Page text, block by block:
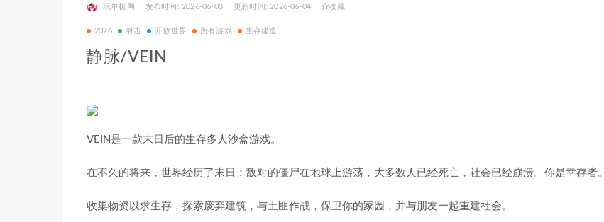
玩单机网 发布时间: 2026-06-03 更新时间: 2026-06-04 收藏
2026 射击 开放世界 所有游戏 生存建造
静脉/VEIN
VEIN是一款末日后的生存多人沙盒游戏。
在不久的将来，世界经历了末日：敌对的僵尸在地球上游荡，大多数人已经死亡，社会已经崩溃。你是幸存者。
收集物资以求生存，探索废弃建筑，与土匪作战，保卫你的家园，并与朋友一起重建社会。